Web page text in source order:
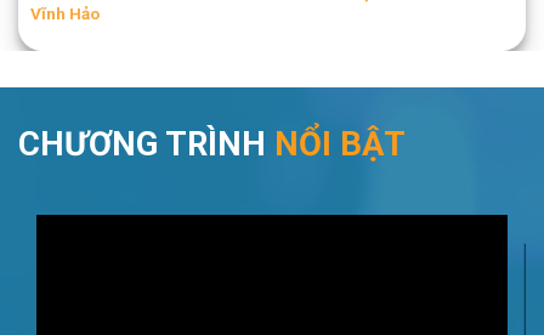
Vĩnh Hảo​
CHƯƠNG TRÌNH NỔI BẬT